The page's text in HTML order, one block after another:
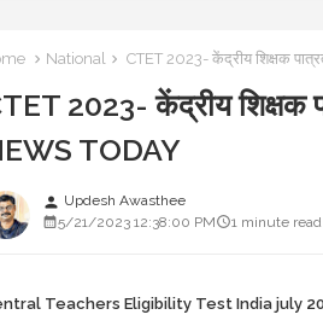
National CTET 2023- केंद्रीय शिक्षक
2023- केंद्रीय शिक्षक
TODAY
person Updesh Awasthee
5/21/2023 12:38:00 PM
1 minute read
Teachers Eligibility Test India july